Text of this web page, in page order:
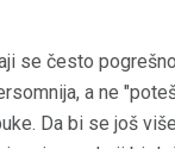
se često
a ne
Da bi se još